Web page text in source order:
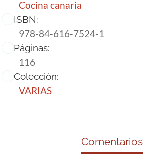
Cocina canaria
ISBN:
978-84-616-7524-1
Páginas:
116
Colección:
VARIAS
Comentarios